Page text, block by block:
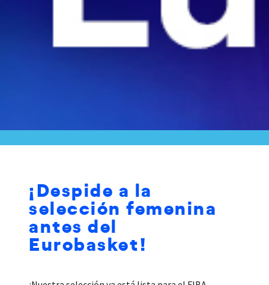
¡Despide a la
selección femenina
antes del
Eurobasket!